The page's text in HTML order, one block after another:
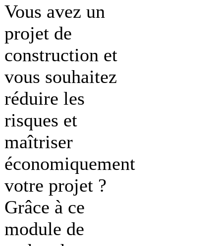
Vous avez un
projet de
construction et
vous souhaitez
réduire les
risques et
maîtriser
économiquement
votre projet ?
Grâce à ce
module de